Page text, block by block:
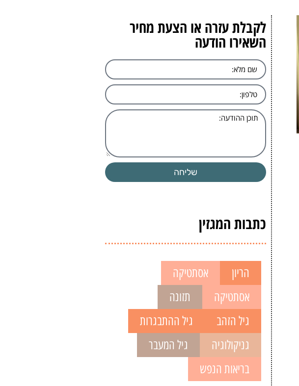
לקבלת עזרה או הצעת מחיר
השאירו הודעה
שליחה
כתבות המגזין
הריון
אסתטיקה
אסתטיקה
תזונה
גיל הזהב
גיל ההתבגרות
גניקולוגיה
גיל המעבר
בריאות הנפש